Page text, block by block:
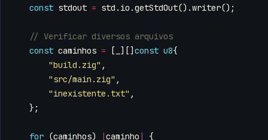
const stdout = std . io .getStdOut().writer();
const caminhos = [ ][] const u8{
"build.zig" ,
"src/main.zig" ,
"inexistente.txt" ,
};
for (caminhos) |caminho |
{